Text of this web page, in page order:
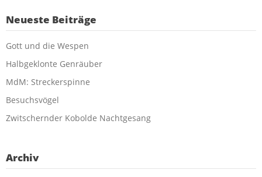
Neueste Beiträge
Gott und die Wespen
Halbgeklonte Genräuber
MdM: Streckerspinne
Besuchsvögel
Zwitschernder Kobolde Nachtgesang
Archiv